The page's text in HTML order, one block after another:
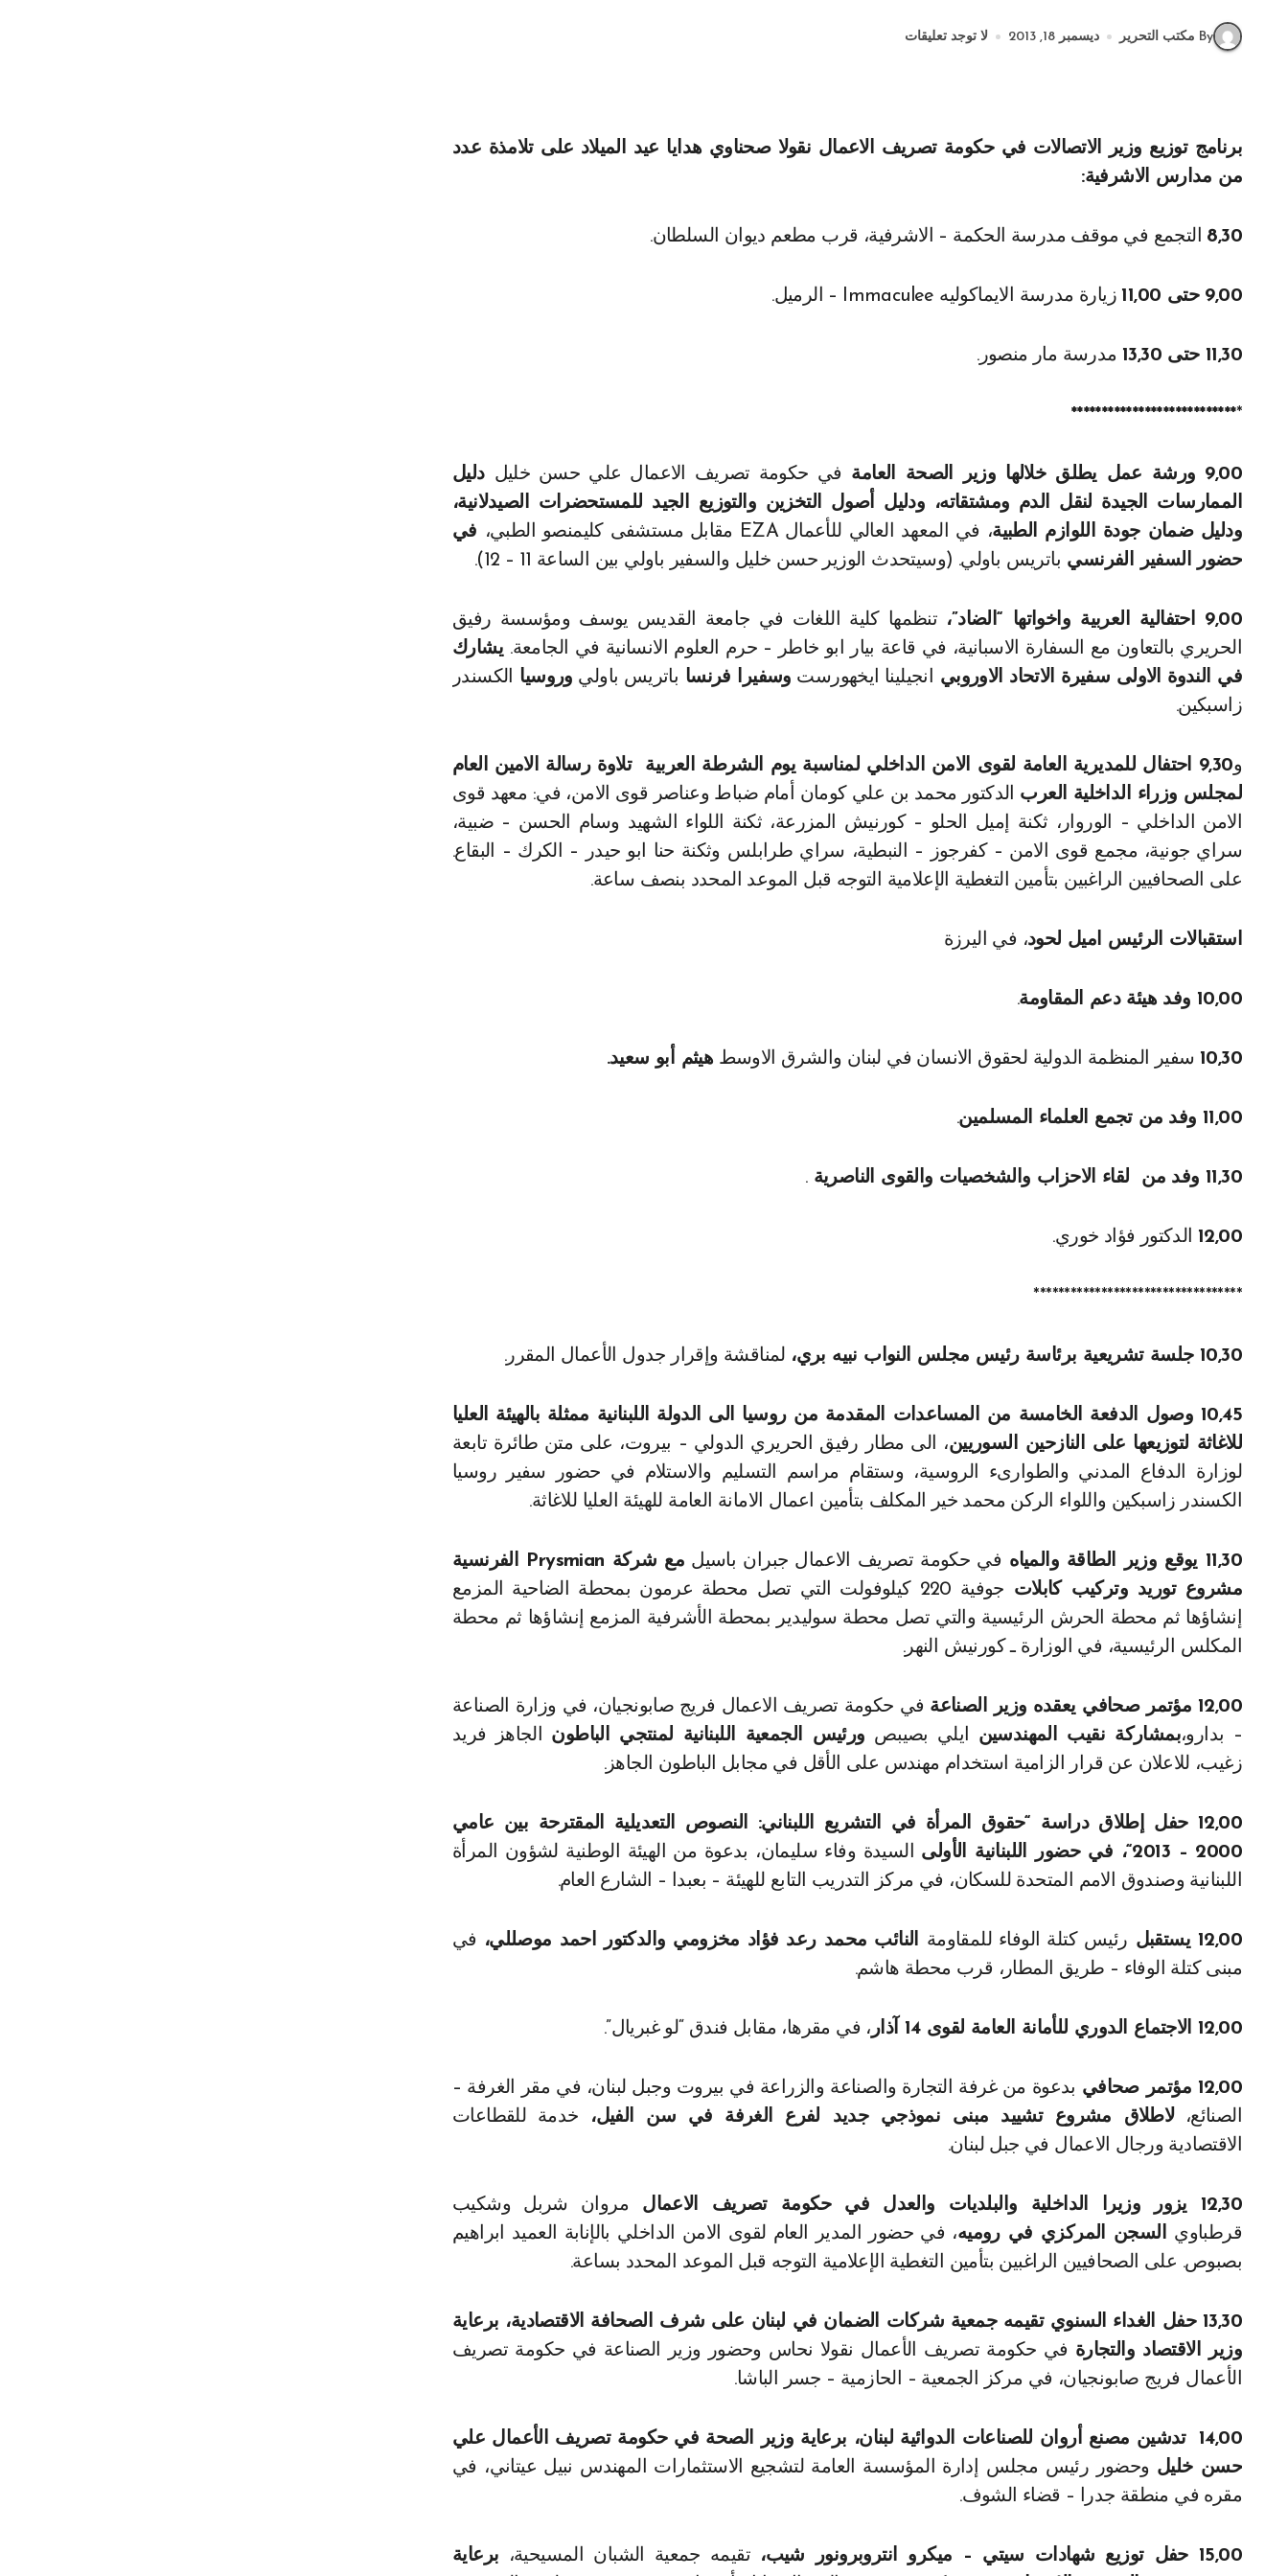
By مكتب التحرير ديسمبر 18, 2013 لا توجد تعليقات
برنامج توزيع وزير الاتصالات في حكومة تصريف الاعمال نقولا صحناوي هدايا عيد الميلاد على تلامذة عدد
من مدارس الاشرفية:
8,30 التجمع في موقف مدرسة الحكمة – الاشرفية، قرب مطعم ديوان السلطان.
9,00 حتى 11,00 زيارة مدرسة الايماكوليه Immaculee – الرميل.
11,30 حتى 13,30 مدرسة مار منصور.
*
***************************
9,00 ورشة عمل يطلق خلالها وزير الصحة العامة في حكومة تصريف الاعمال علي حسن خليل دليل
الممارسات الجيدة لنقل الدم ومشتقاته، ودليل أصول التخزين والتوزيع الجيد للمستحضرات الصيدلانية،
ودليل ضمان جودة اللوازم الطبية، في المعهد العالي للأعمال EZA مقابل مستشفى كليمنصو الطبي،
في
حضور السفير الفرنسي باتريس باولي. (وسيتحدث الوزير حسن خليل والسفير باولي بين الساعة 11 – 12).
9,00 احتفالية العربية واخواتها “الضاد”،
تنظمها كلية اللغات في جامعة القديس يوسف ومؤسسة رفيق
الحريري بالتعاون مع السفارة الاسبانية، في قاعة بيار ابو خاطر – حرم العلوم الانسانية في الجامعة. يشارك
في الندوة الاولى سفيرة الاتحاد الاوروبي انجيلينا ايخهورست وسفيرا فرنسا باتريس باولي وروسيا الكسندر
زاسبكين.
و
9,30 احتفال للمديرية العامة لقوى الامن الداخلي لمناسبة يوم الشرطة العربية تلاوة رسالة الامين العام
لمجلس وزراء الداخلية العرب الدكتور محمد بن علي كومان أمام ضباط وعناصر قوى الامن، في: معهد قوى
الامن الداخلي – الوروار، ثكنة إميل الحلو – كورنيش المزرعة، ثكنة اللواء الشهيد وسام الحسن – ضبية،
سراي جونية، مجمع قوى الامن – كفرجوز – النبطية، سراي طرابلس وثكنة حنا ابو حيدر – الكرك – البقاع.
على الصحافيين الراغبين بتأمين التغطية الإعلامية التوجه قبل الموعد المحدد بنصف ساعة.
استقبالات الرئيس اميل لحود، في اليرزة
10,00 وفد هيئة دعم المقاومة .
10,30 سفير المنظمة الدولية لحقوق الانسان في لبنان والشرق الاوسطهيثم أبو سعيد.
11,00 وفد من تجمع العلماء المسلمين .
11,30 وفد من لقاء الاحزاب والشخصيات والقوى الناصرية .
12,00 الدكتور فؤاد خوري.
**********************************
10,30 جلسة تشريعية برئاسة رئيس مجلس النواب نبيه بري، لمناقشة وإقرار جدول الأعمال المقرر.
10,45 وصول الدفعة الخامسة من المساعدات المقدمة من روسيا الى الدولة اللبنانية ممثلة بالهيئة العليا
للاغاثة لتوزيعها على النازحين السوريين، الى مطار رفيق الحريري الدولي – بيروت، على متن طائرة تابعة
لوزارة الدفاع المدني والطوارىء الروسية، وستقام مراسم التسليم والاستلام في حضور سفير روسيا
الكسندر زاسبكين واللواء الركن محمد خير المكلف بتأمين اعمال الامانة العامة للهيئة العليا للاغاثة.
11,30 يوقع وزير الطاقة والمياه في حكومة تصريف الاعمال جبران باسيل
مع شركة Prysmian الفرنسية
مشروع توريد وتركيب كابلات
جوفية 220 كيلوفولت التي تصل محطة عرمون بمحطة الضاحية المزمع
إنشاؤها ثم محطة الحرش الرئيسية والتي تصل محطة سوليدير بمحطة الأشرفية المزمع إنشاؤها ثم محطة
المكلس الرئيسية، في الوزارة ـ كورنيش النهر.
12,00 مؤتمر صحافي يعقده وزير الصناعة
في حكومة تصريف الاعمال فريج صابونجيان، في وزارة الصناعة
– بدارو،بمشاركة نقيب المهندسين ايلي بصيبص ورئيس الجمعية اللبنانية لمنتجي الباطون الجاهز فريد
زغيب، للاعلان عن قرار الزامية استخدام مهندس على الأقل في مجابل الباطون الجاهز.
12,00 حفل إطلاق دراسة “حقوق المرأة في التشريع اللبناني:
النصوص التعديلية المقترحة بين عامي
2000 – 2013
“، في حضور اللبنانية الأولى السيدة وفاء سليمان، بدعوة من الهيئة الوطنية لشؤون المرأة
اللبنانية وصندوق الامم المتحدة للسكان، في مركز التدريب التابع للهيئة – بعبدا – الشارع العام.
12,00 يستقبل رئيس كتلة الوفاء للمقاومة النائب محمد رعد فؤاد مخزومي والدكتور احمد موصللي، في
مبنى كتلة الوفاء – طريق المطار، قرب محطة هاشم.
12,00 الاجتماع الدوري للأمانة العامة لقوى 14 آذار ، في مقرها، مقابل فندق “لو غبريال”.
12,00 مؤتمر صحافي
بدعوة من غرفة التجارة والصناعة والزراعة في بيروت وجبل لبنان، في مقر الغرفة –
الصنائع،لاطلاق مشروع تشييد مبنى نموذجي جديد لفرع الغرفة في سن الفيل، خدمة للقطاعات
الاقتصادية ورجال الاعمال في جبل لبنان.
12,30 يزور وزيرا الداخلية والبلديات والعدل في حكومة تصريف الاعمال
مروان شربل وشكيب
قرطباوي السجن المركزي في روميه، في حضور المدير العام لقوى الامن الداخلي بالإنابة العميد ابراهيم
بصبوص. على الصحافيين الراغبين بتأمين التغطية الإعلامية التوجه قبل الموعد المحدد بساعة.
13,30 حفل الغداء السنوي تقيمه جمعية شركات الضمان في لبنان على شرف الصحافة الاقتصادية، برعاية
وزير الاقتصاد والتجارة في حكومة تصريف الأعمال نقولا نحاس وحضور وزير الصناعة في حكومة تصريف
الأعمال فريج صابونجيان، في مركز الجمعية – الحازمية – جسر الباشا.
14,00
تدشين مصنع أروان للصناعات الدوائية لبنان، برعاية وزير الصحة في حكومة تصريف الأعمال علي
حسن خليل وحضور رئيس مجلس إدارة المؤسسة العامة لتشجيع الاستثمارات المهندس نبيل عيتاني، في
مقره في منطقة جدرا – قضاء الشوف.
15,00 حفل توزيع شهادات سيتي – ميكرو انتروبرونور شيب، تقيمه جمعية الشبان المسيحية، برعاية